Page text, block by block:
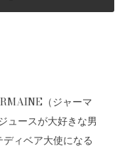
（ジャーマ
ュースが大好きな男
ィベア大使になる